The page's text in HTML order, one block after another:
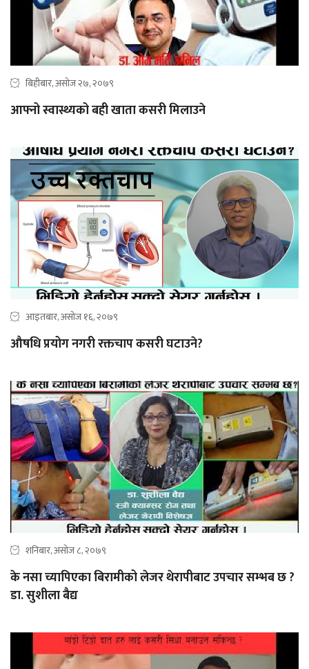
बिहीबार, असोज २७, २०७९
आफ्नो स्वास्थ्यको बही खाता कसरी मिलाउने
आइतबार, असोज १६, २०७९
औषधि प्रयोग नगरी रक्तचाप कसरी घटाउने?
शनिबार, असोज ८, २०७९
के नसा च्यापिएका बिरामीको लेजर थेरापीबाट उपचार सम्भब छ ?
डा. सुशीला बैद्य